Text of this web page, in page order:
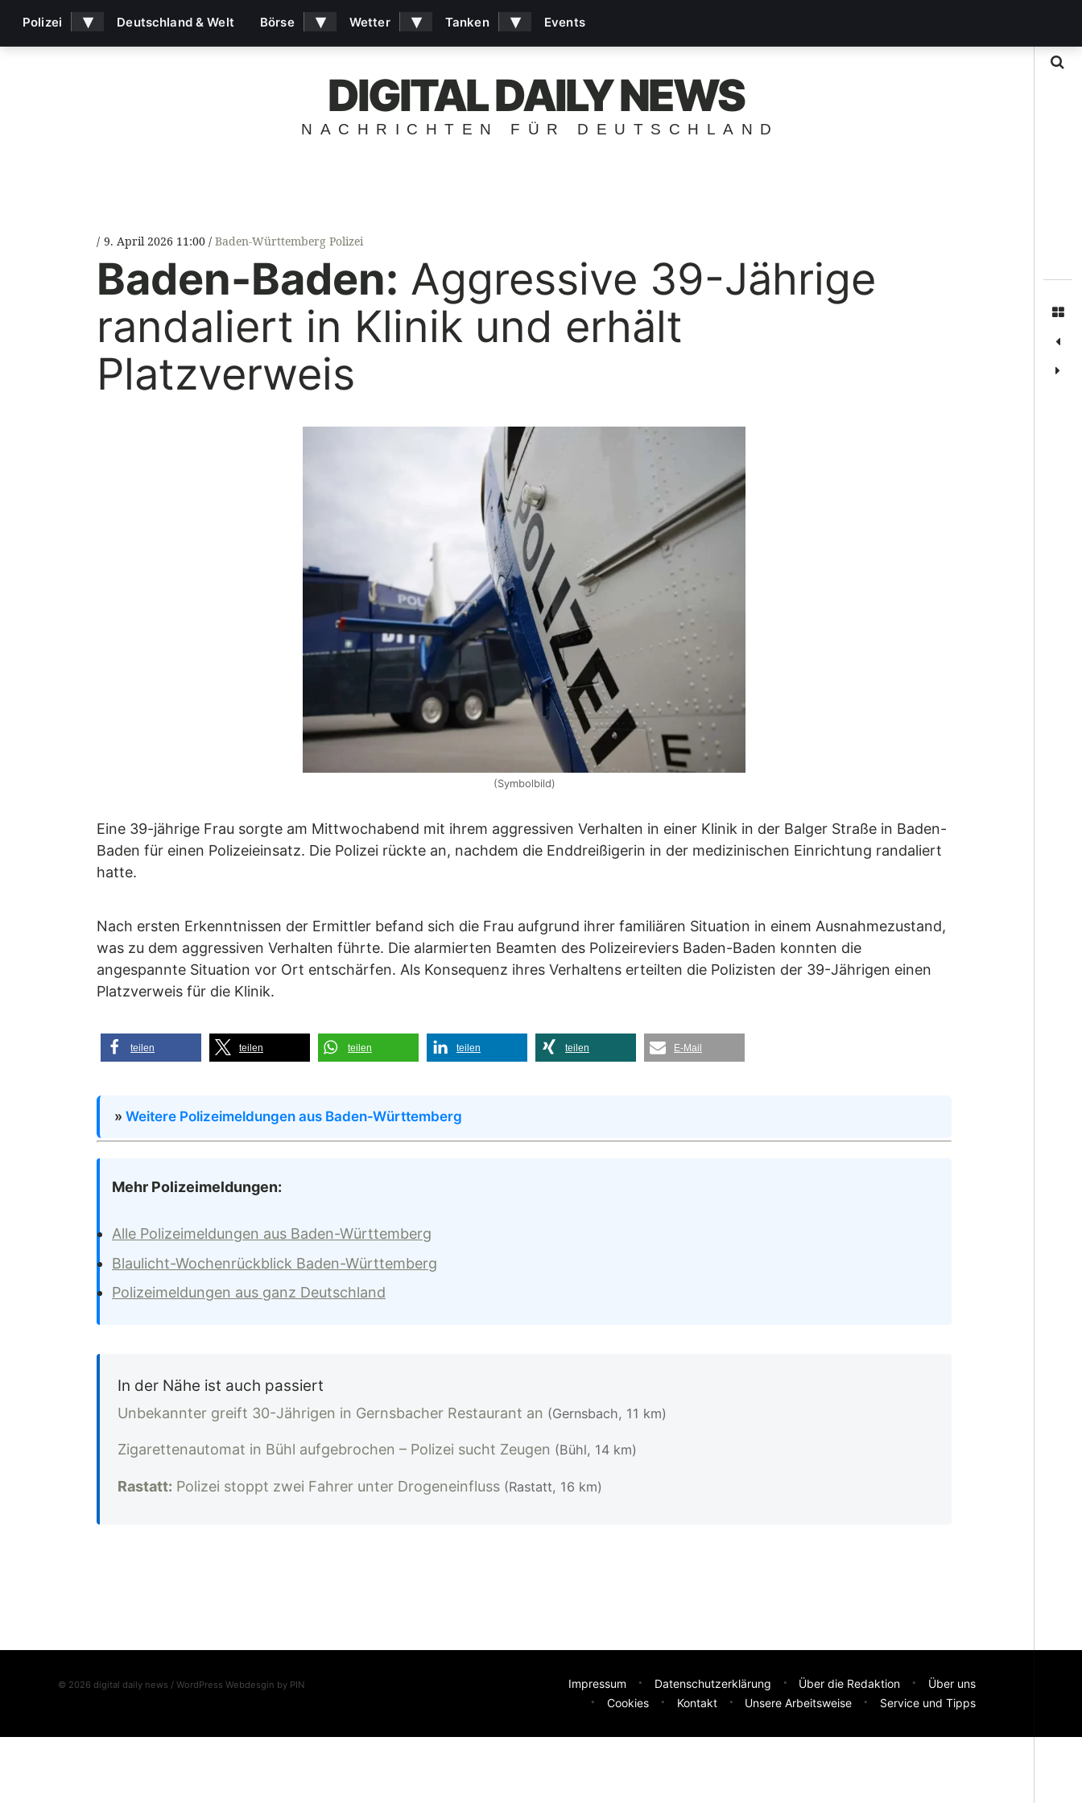
DIGITAL DAILY NEWS
NACHRICHTEN FÜR DEUTSCHLAND
9. April 2026 11:00 Baden-Württemberg Polizei
Baden-Baden: Aggressive 39-Jährige
randaliert in Klinik und erhält
Platzverweis
(Symbolbild)
Eine 39-jährige Frau sorgte am Mittwochabend mit ihrem aggressiven Verhalten in einer Klinik in der Balger Straße in Baden-
Baden für einen Polizeieinsatz. Die Polizei rückte an, nachdem die Enddreißigerin in der medizinischen Einrichtung randaliert
hatte.
Nach ersten Erkenntnissen der Ermittler befand sich die Frau aufgrund ihrer familiären Situation in einem Ausnahmezustand,
was zu dem aggressiven Verhalten führte. Die alarmierten Beamten des Polizeireviers Baden-Baden konnten die
angespannte Situation vor Ort entschärfen. Als Konsequenz ihres Verhaltens erteilten die Polizisten der 39-Jährigen einen
Platzverweis für die Klinik.
teilen teilen teilen teilen teilen E-Mail
» Weitere Polizeimeldungen aus Baden-Württemberg
Mehr Polizeimeldungen:
Alle Polizeimeldungen aus Baden-Württemberg
Blaulicht-Wochenrückblick Baden-Württemberg
Polizeimeldungen aus ganz Deutschland
In der Nähe ist auch passiert
Unbekannter greift 30-Jährigen in Gernsbacher Restaurant an (Gernsbach, 11 km)
Zigarettenautomat in Bühl aufgebrochen – Polizei sucht Zeugen (Bühl, 14 km)
Rastatt: Polizei stoppt zwei Fahrer unter Drogeneinfluss (Rastatt, 16 km)
© 2026 digital daily news / WordPress Webdesgin by PIN Impressum Datenschutzerklärung Über die Redaktion
Über uns
Cookies
Kontakt Unsere Arbeitsweise Service und Tipps
Polizei ▾ Deutschland & Welt Börse ▾ Wetter ▾ Tanken ▾ Events